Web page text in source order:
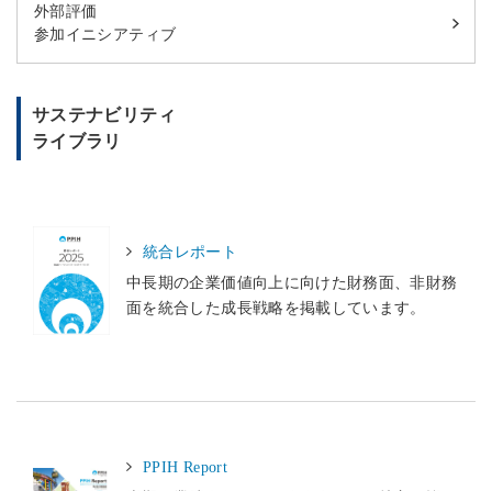
外部評価
参加イニシアティブ
サステナビリティ
ライブラリ
統合レポート
中長期の企業価値向上に向けた財務面、非財務
面を統合した成長戦略を掲載しています。
PPIH Report